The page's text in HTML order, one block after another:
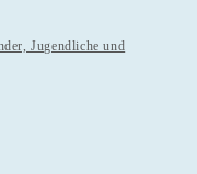
Jugendliche und